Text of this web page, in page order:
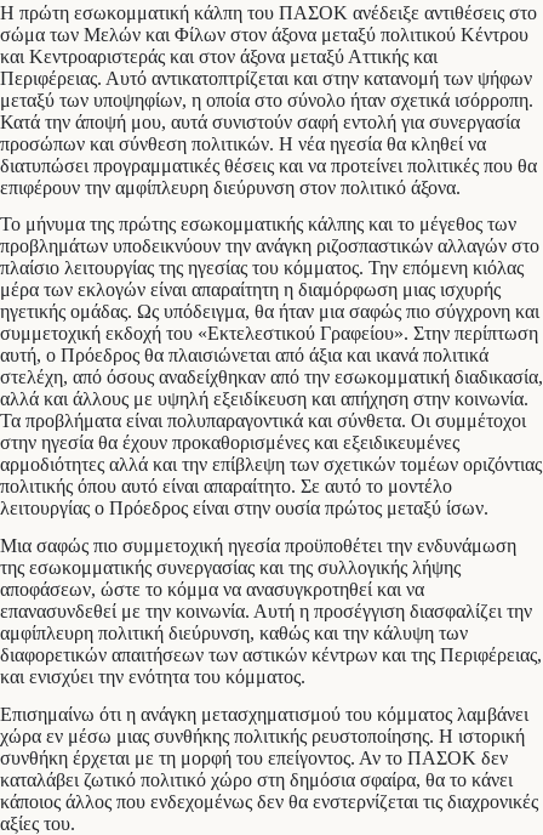
Η πρώτη εσωκομματική κάλπη του ΠΑΣΟΚ ανέδειξε αντιθέσεις στο
σώμα των Μελών και Φίλων στον άξονα μεταξύ πολιτικού Κέντρου
και Κεντροαριστεράς και στον άξονα μεταξύ Αττικής και
Περιφέρειας. Αυτό αντικατοπτρίζεται και στην κατανομή των ψήφων
μεταξύ των υποψηφίων, η οποία στο σύνολο ήταν σχετικά ισόρροπη.
Κατά την άποψή μου, αυτά συνιστούν σαφή εντολή για συνεργασία
προσώπων και σύνθεση πολιτικών. Η νέα ηγεσία θα κληθεί να
διατυπώσει προγραμματικές θέσεις και να προτείνει πολιτικές που θα
επιφέρουν την αμφίπλευρη διεύρυνση στον πολιτικό άξονα.
Το μήνυμα της πρώτης εσωκομματικής κάλπης και το μέγεθος των
προβλημάτων υποδεικνύουν την ανάγκη ριζοσπαστικών αλλαγών στο
πλαίσιο λειτουργίας της ηγεσίας του κόμματος. Την επόμενη κιόλας
μέρα των εκλογών είναι απαραίτητη η διαμόρφωση μιας ισχυρής
ηγετικής ομάδας. Ως υπόδειγμα, θα ήταν μια σαφώς πιο σύγχρονη και
συμμετοχική εκδοχή του «Εκτελεστικού Γραφείου». Στην περίπτωση
αυτή, ο Πρόεδρος θα πλαισιώνεται από άξια και ικανά πολιτικά
στελέχη, από όσους αναδείχθηκαν από την εσωκομματική διαδικασία,
αλλά και άλλους με υψηλή εξειδίκευση και απήχηση στην κοινωνία.
Τα προβλήματα είναι πολυπαραγοντικά και σύνθετα. Οι συμμέτοχοι
στην ηγεσία θα έχουν προκαθορισμένες και εξειδικευμένες
αρμοδιότητες αλλά και την επίβλεψη των σχετικών τομέων οριζόντιας
πολιτικής όπου αυτό είναι απαραίτητο. Σε αυτό το μοντέλο
λειτουργίας ο Πρόεδρος είναι στην ουσία πρώτος μεταξύ ίσων.
Μια σαφώς πιο συμμετοχική ηγεσία προϋποθέτει την ενδυνάμωση
της εσωκομματικής συνεργασίας και της συλλογικής λήψης
αποφάσεων, ώστε το κόμμα να ανασυγκροτηθεί και να
επανασυνδεθεί με την κοινωνία. Αυτή η προσέγγιση διασφαλίζει την
αμφίπλευρη πολιτική διεύρυνση, καθώς και την κάλυψη των
διαφορετικών απαιτήσεων των αστικών κέντρων και της Περιφέρειας,
και ενισχύει την ενότητα του κόμματος.
Επισημαίνω ότι η ανάγκη μετασχηματισμού του κόμματος λαμβάνει
χώρα εν μέσω μιας συνθήκης πολιτικής ρευστοποίησης. Η ιστορική
συνθήκη έρχεται με τη μορφή του επείγοντος. Αν το ΠΑΣΟΚ δεν
καταλάβει ζωτικό πολιτικό χώρο στη δημόσια σφαίρα, θα το κάνει
κάποιος άλλος που ενδεχομένως δεν θα ενστερνίζεται τις διαχρονικές
αξίες του.